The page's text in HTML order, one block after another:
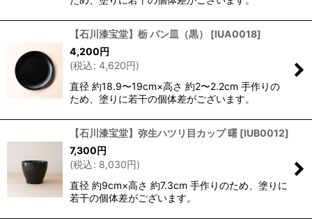
【石川漆宝堂】栃 パン皿（黒） [IUA0018]
4,200円
(税込: 4,620円)
直径 約18.9〜19cm×高さ 約2〜2.2cm 手作りの
ため、塗りに若干の個体差がございます。
【石川漆宝堂】弥生ハツリ目カップ 曙 [IUB0012]
7,300円
(税込: 8,030円)
直径 約9cm×高さ 約7.3cm 手作りのため、塗りに
若干の個体差がございます。